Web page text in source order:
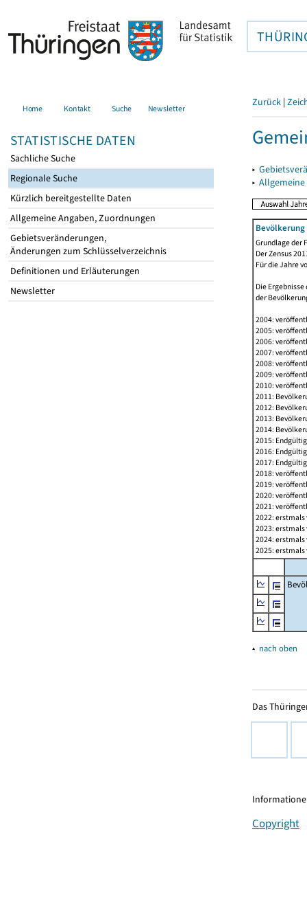
Home Kontakt Suche Newsletter
STATISTISCHE DATEN
Sachliche Suche
Regionale Suche
Kürzlich bereitgestellte Daten
Allgemeine Angaben, Zuordnungen
Gebietsveränderungen,
Änderungen zum Schlüsselverzeichnis
Definitionen und Erläuterungen
Newsletter
Zurück |
▸
▸
Grundlage der
Der Zensus
Für die Jahre
Die
der
2004:
2005:
2006:
2007:
2008:
2009:
2010:
2011:
2012:
2013:
2014:
2015:
2016:
2017:
2018:
2019:
2020:
2021:
2022:
2023:
2024:
2025:
▴ nach oben
Das
Copyright